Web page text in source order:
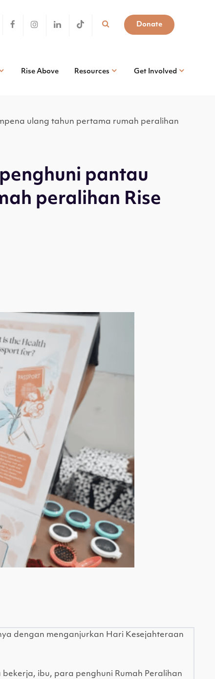
Donate
Rise Above Resources Get Involved
ulang tahun pertama rumah peralihan
pantau
peralihan Rise
dengan menganjurkan Hari Kesejahteraan
ibu, para penghuni Rumah Peralihan